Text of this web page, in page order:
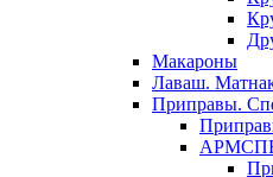
Макароны
Лаваш.
Приправы.